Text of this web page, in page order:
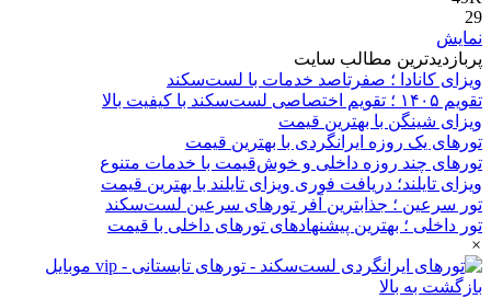
29
نمایش
پربازدیدترین مطالب سایت
ویزای کانادا ؛ صفرتاصد خدمات با لست‌سکند
تقویم ۱۴۰۵ ؛ تقویم اختصاصی لست‌سکند با کیفیت بالا
ویزای شینگن با بهترین قیمت
تورهای یک روزه ایرانگردی با بهترین قیمت
تورهای چند روزه داخلی و خوش‌قیمت با خدمات متنوع
ویزای تایلند؛ دریافت فوری ویزای تایلند با بهترین قیمت
تور سرعین ؛ جذابترین آفر تورهای سرعین لست‌سکند
تور داخلی ؛ بهترین پیشنهادهای تورهای داخلی با قیمت
×
بازگشت به بالا